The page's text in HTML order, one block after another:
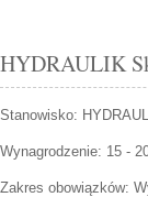
HYDRAULIK
Stanowisko:
Wynagrodzenie: 15 -
Zakres obowiązków: